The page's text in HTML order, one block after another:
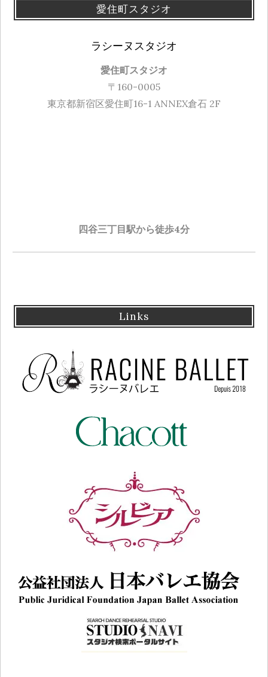
愛住町スタジオ
ラシーヌスタジオ
愛住町スタジオ
〒160-0005
東京都新宿区愛住町16-1 ANNEX倉石 2F
四谷三丁目駅から徒歩4分
Links